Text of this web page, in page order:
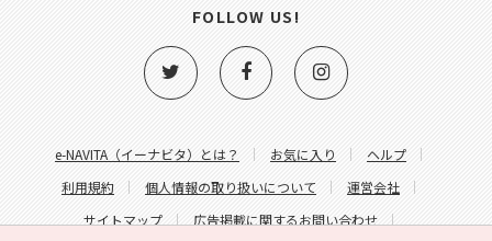
e-NAVITA（イーナビタ）とは？ お気に入り
ヘルプ
利用規約
個人情報の取り扱いについて
運営会社
サイトマップ
広告掲載に関するお問い合わせ
FOLLOW US!